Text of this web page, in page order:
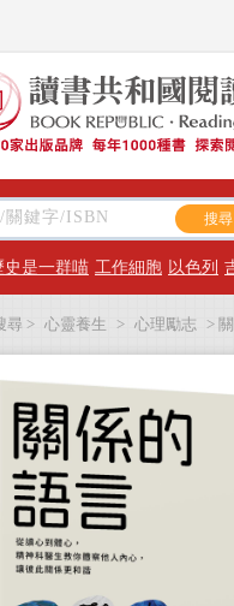
方案
史是一群喵 工作細胞 以色列
尋 > 心靈養生 > 心理勵志 >
體察他人內心，讓彼此關係更和諧